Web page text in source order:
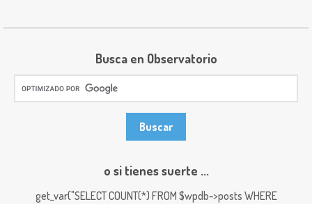
Busca en Observatorio
o si tienes suerte ...
get_var("SELECT COUNT(*) FROM $wpdb->posts WHERE